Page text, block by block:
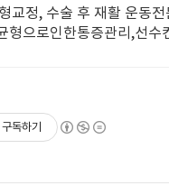
문
교정, 수술 후 재활 운동전
형으로인한통증관리,선수
구독하기